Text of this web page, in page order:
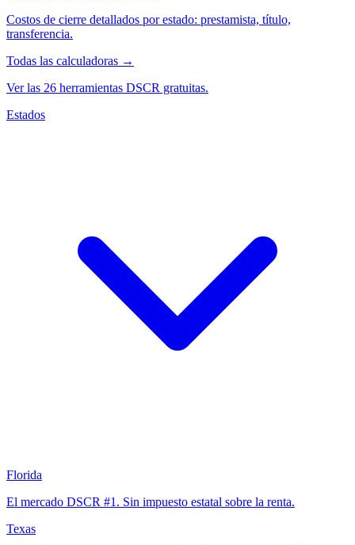
Costos de cierre detallados por estado: prestamista, título,
transferencia.
Todas las calculadoras →
Ver las 26 herramientas DSCR gratuitas.
Estados
Florida
El mercado DSCR #1. Sin impuesto estatal sobre la renta.
Texas